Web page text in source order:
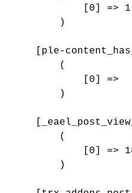
            [0] => 1
        )
[ple-
        (
            [0] =>
        )
        (
[0] =>
        )